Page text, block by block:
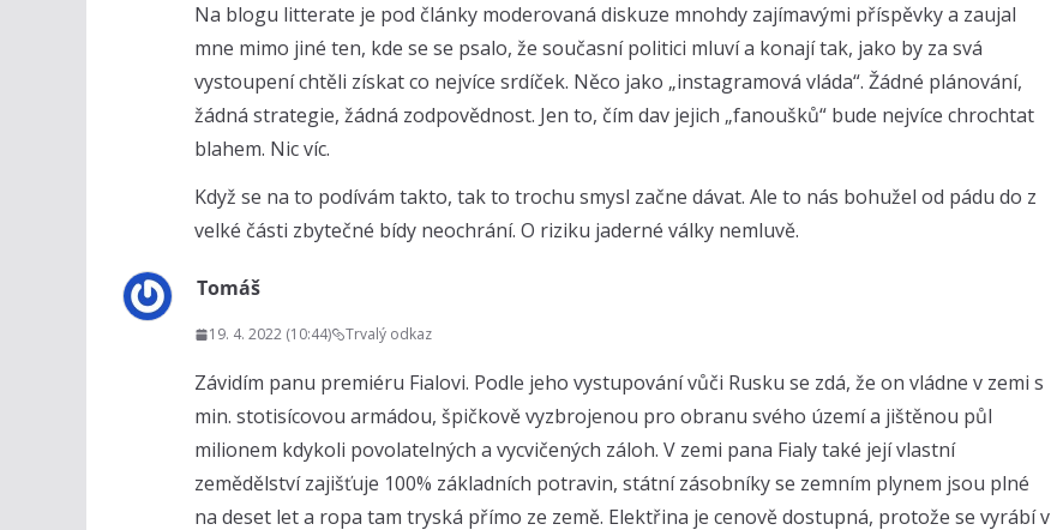
Na blogu litterate je pod články moderovaná diskuze mnohdy zajímavými příspěvky a zaujal
mne mimo jiné ten, kde se se psalo, že současní politici mluví a konají tak, jako by za svá
vystoupení chtěli získat co nejvíce srdíček. Něco jako „instagramová vláda“. Žádné plánování,
žádná strategie, žádná zodpovědnost. Jen to, čím dav jejich „fanoušků“ bude nejvíce chrochtat
blahem. Nic víc.
Když se na to podívám takto, tak to trochu smysl začne dávat. Ale to nás bohužel od pádu do z
velké části zbytečné bídy neochrání. O riziku jaderné války nemluvě.
Tomáš
19. 4. 2022 (10:44) Trvalý odkaz
Závidím panu premiéru Fialovi. Podle jeho vystupování vůči Rusku se zdá, že on vládne v zemi s
min. stotisícovou armádou, špičkově vyzbrojenou pro obranu svého území a jištěnou půl
milionem kdykoli povolatelných a vycvičených záloh. V zemi pana Fialy také její vlastní
zemědělství zajišťuje 100% základních potravin, státní zásobníky se zemním plynem jsou plné
na deset let a ropa tam tryská přímo ze země. Elektřina je cenově dostupná, protože se vyrábí v